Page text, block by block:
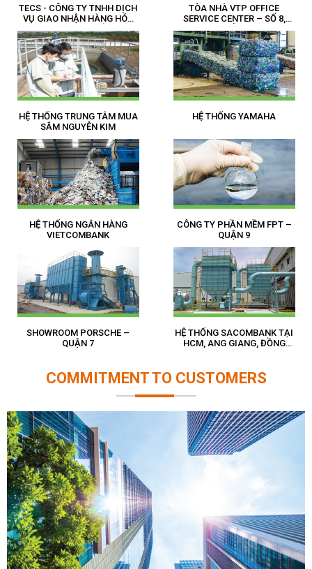
TECS - CÔNG TY TNHH DỊCH
VỤ GIAO NHẬN HÀNG HÓA
TÂN SƠN NHẤT
TÒA NHÀ VTP OFFICE
SERVICE CENTER – SỐ 8,
NGUYỄN HUỆ
HỆ THỐNG TRUNG TÂM MUA
SẮM NGUYỄN KIM
HỆ THỐNG YAMAHA
HỆ THỐNG NGÂN HÀNG
VIETCOMBANK
CÔNG TY PHẦN MỀM FPT –
QUẬN 9
SHOWROOM PORSCHE –
QUẬN 7
HỆ THỐNG SACOMBANK TẠI
HCM, ANG GIANG, ĐỒNG
COMMITMENT TO CUSTOMERS